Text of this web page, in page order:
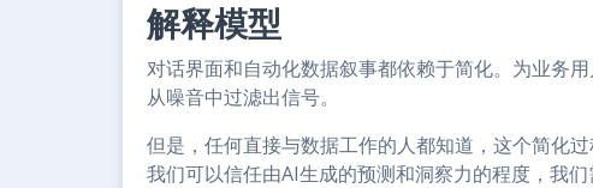
解释模型
对话界面和自动化数据叙事都依赖于简化。为业务
从噪音中过滤出信号。
但是，任何直接与数据工作的人都知道，这个简化
我们可以信任由AI生成的预测和洞察力的程度，我